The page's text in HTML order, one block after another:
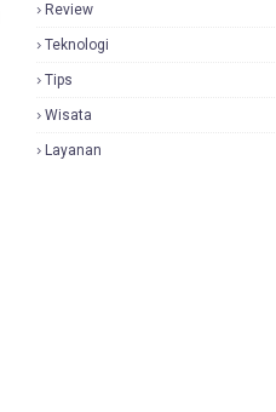
Review
Teknologi
Tips
Wisata
Layanan